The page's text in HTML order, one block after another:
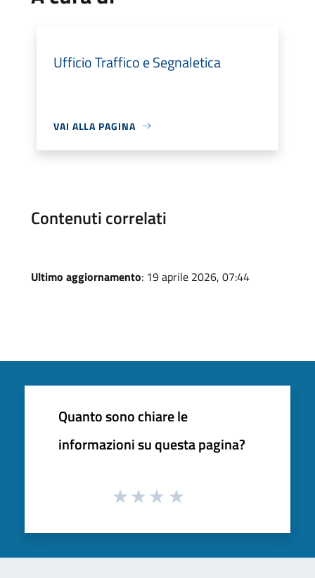
Ufficio Traffico e Segnaletica
VAI ALLA PAGINA
Contenuti correlati
Ultimo aggiornamento: 19 aprile 2026, 07:44
Quanto sono chiare le
informazioni su questa pagina?